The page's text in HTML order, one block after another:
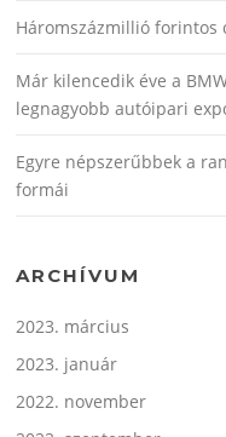
Háromszázmillió forintos
Már kilencedik éve a
legnagyobb autóipari
Egyre népszerűbbek a
formái
ARCHÍVUM
2023. március
2023. január
2022. november